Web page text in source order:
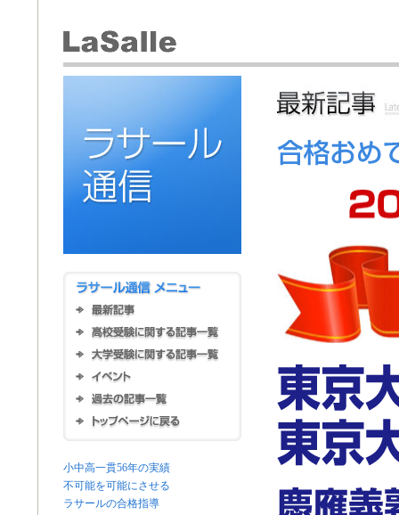
小中高一貫56年の実績
不可能を可能にさせる
ラサールの合格指導